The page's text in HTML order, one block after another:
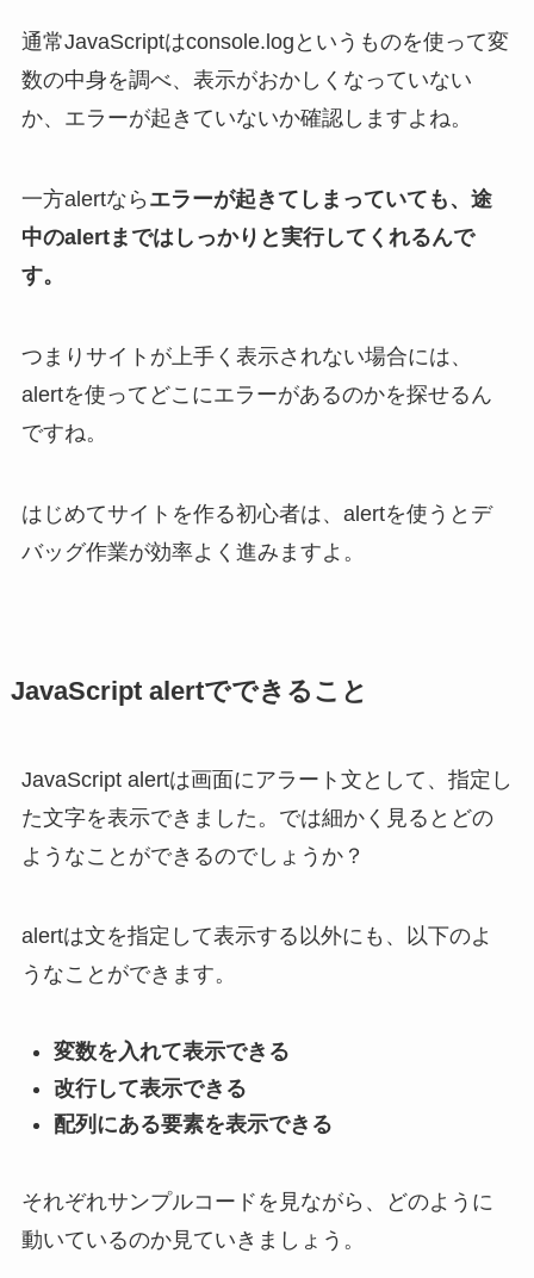
通常JavaScriptはconsole.logというものを使って変
数の中身を調べ、表示がおかしくなっていない
か、エラーが起きていないか確認しますよね。
一方alertなら エラーが起きてしまっていても、途
中のalertまではしっかりと実行してくれるんで
す。
つまりサイトが上手く表示されない場合には、
alertを使ってどこにエラーがあるのかを探せるん
ですね。
はじめてサイトを作る初心者は、alertを使うとデ
バッグ作業が効率よく進みますよ。
JavaScript alertでできること
JavaScript alertは画面にアラート文として、指定し
た文字を表示できました。では細かく見るとどの
ようなことができるのでしょうか？
alertは文を指定して表示する以外にも、以下のよ
うなことができます。
変数を入れて表示できる
改行して表示できる
配列にある要素を表示できる
それぞれサンプルコードを見ながら、どのように
動いているのか見ていきましょう。